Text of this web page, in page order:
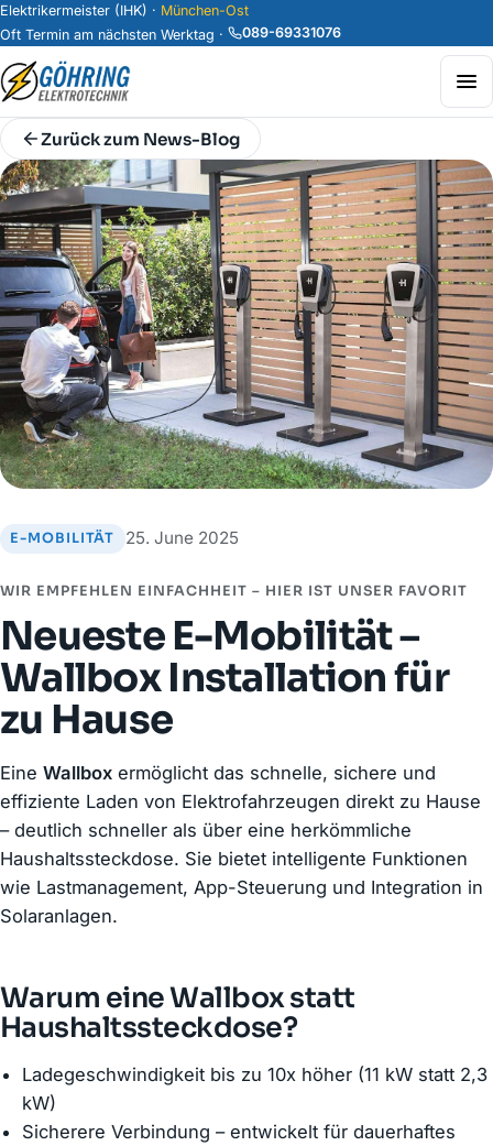
Elektrikermeister (IHK) · München-Ost
Oft Termin am nächsten Werktag ·
089-69331076
Zurück zum News-Blog
E-MOBILITÄT 25. June 2025
WIR EMPFEHLEN EINFACHHEIT – HIER IST UNSER FAVORIT
Neueste E-Mobilität –
Wallbox Installation für
zu Hause
Eine Wallbox ermöglicht das schnelle, sichere und
effiziente Laden von Elektrofahrzeugen direkt zu Hause
– deutlich schneller als über eine herkömmliche
Haushaltssteckdose. Sie bietet intelligente Funktionen
wie Lastmanagement, App-Steuerung und Integration in
Solaranlagen.
Warum eine Wallbox statt
Haushaltssteckdose?
Ladegeschwindigkeit bis zu 10x höher (11 kW statt 2,3
kW)
Sicherere Verbindung – entwickelt für dauerhaftes